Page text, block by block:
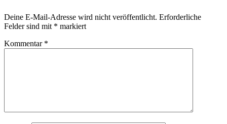
Deine E-Mail-Adresse wird nicht veröffentlicht. Erforderliche
Felder sind mit * markiert
Kommentar *